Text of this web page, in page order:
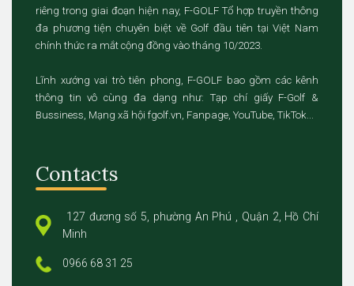
riêng trong giai đoạn hiện nay, F-GOLF Tổ hợp truyền thông
đa phương tiện chuyên biệt về Golf đầu tiên tại Việt Nam
chính thức ra mắt cộng đồng vào tháng 10/2023.
Lĩnh xướng vai trò tiên phong, F-GOLF bao gồm các kênh
thông tin vô cùng đa dạng như: Tạp chí giấy F-Golf &
Bussiness, Mạng xã hội fgolf.vn, Fanpage, YouTube, TikTok...
Contacts
127 đương số 5, phường An Phú , Quận 2, Hồ Chí
Minh
0966 68 31 25